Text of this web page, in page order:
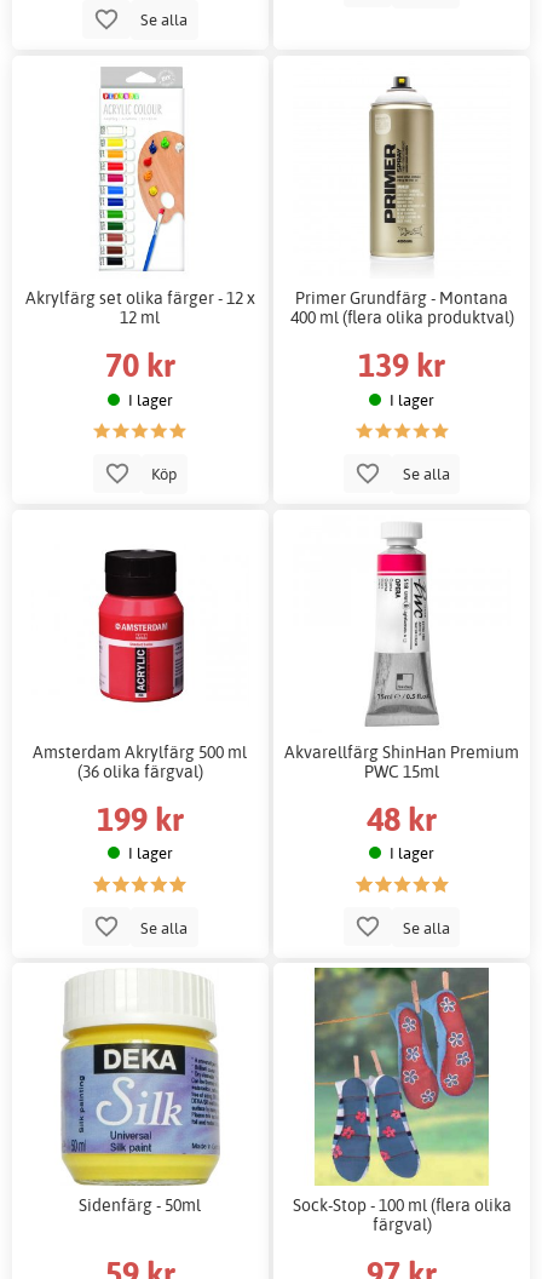
Se alla
Akrylfärg set olika färger - 12 x
12 ml
70 kr
I lager
Köp
Primer Grundfärg - Montana
400 ml (flera olika produktval)
139 kr
I lager
Se alla
Amsterdam Akrylfärg 500 ml
(36 olika färgval)
199 kr
I lager
Se alla
Akvarellfärg ShinHan Premium
PWC 15ml
48 kr
I lager
Se alla
Sidenfärg - 50ml
Sock-Stop - 100 ml (flera olika
färgval)